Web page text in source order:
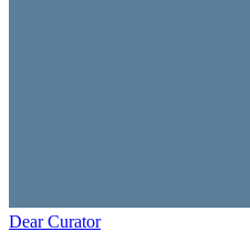
Dear Curator